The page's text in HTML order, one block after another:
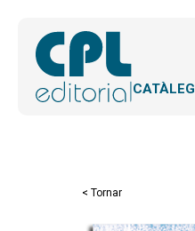
CATÀLEG
< Tornar